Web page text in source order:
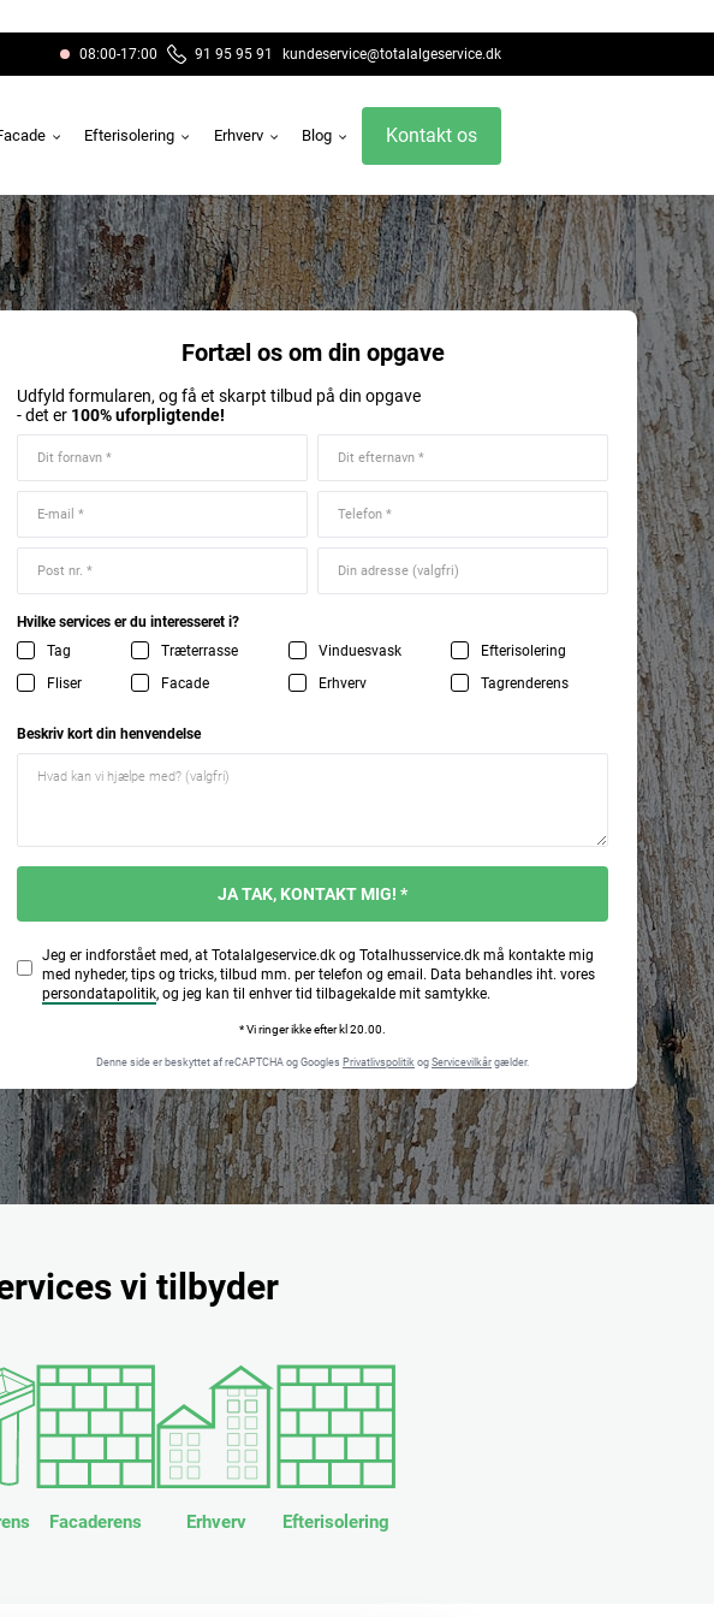
08:00-17:00 91 95 95 91 kundeservice@totalalgeservice.dk
Efterisolering Erhverv Blog Kontakt os
Fortæl os om din opgave
Udfyld formularen, og få et skarpt tilbud på din opgave
- det er 100% uforpligtende!
Hvilke services er du interesseret i?
Tag
Fliser
Træterrasse
Facade
Vinduesvask
Erhverv
Efterisolering
Tagrenderens
Beskriv kort din henvendelse
JA TAK, KONTAKT MIG! *
Jeg er indforstået med, at Totalalgeservice.dk og Totalhusservice.dk må kontakte mig
med nyheder, tips og tricks, tilbud mm. per telefon og email. Data behandles iht. vores
persondatapolitik, og jeg kan til enhver tid tilbagekalde mit samtykke.
* Vi ringer ikke efter kl 20.00.
Denne side er beskyttet af reCAPTCHA og Googles Privatlivspolitik og Servicevilkår gælder.
vi tilbyder
Facaderens Erhverv Efterisolering